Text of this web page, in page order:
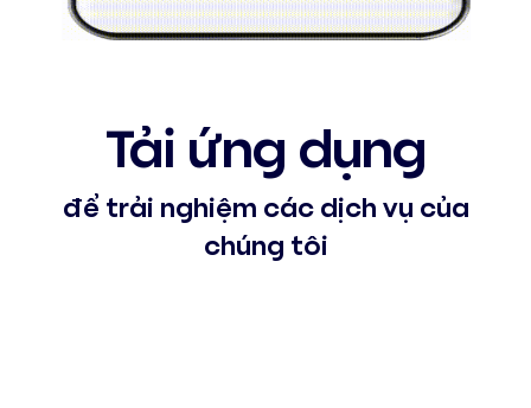
Tải ứng dụng
để trải nghiệm các dịch vụ của
chúng tôi